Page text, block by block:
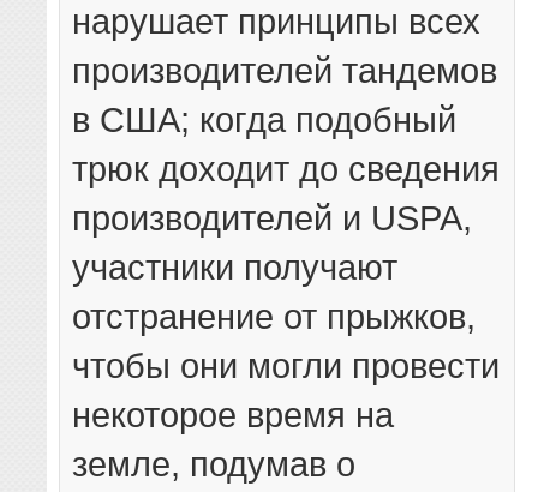
нарушает принципы всех
производителей тандемов
в США; когда подобный
трюк доходит до сведения
производителей и USPA,
участники получают
отстранение от прыжков,
чтобы они могли провести
некоторое время на
земле, подумав о